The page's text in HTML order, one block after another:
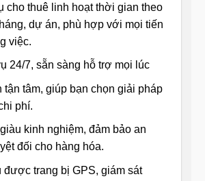
cho thuê linh hoạt thời gian theo
dự án, phù hợp với mọi tiến
việc.
24/7, sẵn sàng hỗ trợ mọi lúc
tận tâm, giúp bạn chọn giải pháp
phí.
kinh nghiệm, đảm bảo an
đối cho hàng hóa.
được trang bị GPS, giám sát